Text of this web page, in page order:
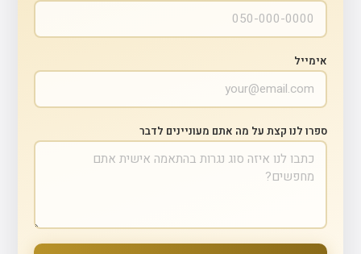
אימייל
ספרו לנו קצת על מה אתם מעוניינים לדבר